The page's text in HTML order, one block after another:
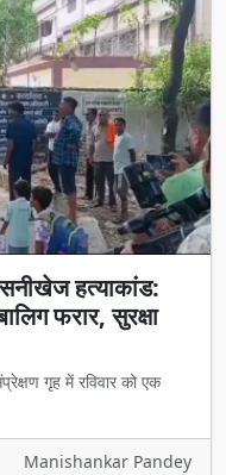
हत्याकांड:
फरार, सुरक्षा
गृह में रविवार को एक
Manishankar Pandey